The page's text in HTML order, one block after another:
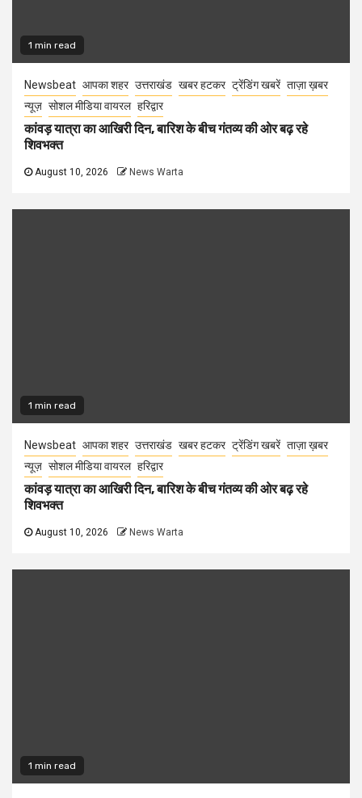
1 min read
Newsbeat आपका शहर उत्तराखंड खबर हटकर ट्रेंडिंग खबरें ताज़ा ख़बर
न्यूज़ सोशल मीडिया वायरल हरिद्वार
कांवड़ यात्रा का आखिरी दिन, बारिश के बीच गंतव्य की ओर बढ़ रहे
शिवभक्त
August 10, 2026 News Warta
1 min read
Newsbeat आपका शहर उत्तराखंड खबर हटकर ट्रेंडिंग खबरें ताज़ा ख़बर
न्यूज़ सोशल मीडिया वायरल हरिद्वार
कांवड़ यात्रा का आखिरी दिन, बारिश के बीच गंतव्य की ओर बढ़ रहे
शिवभक्त
August 10, 2026 News Warta
1 min read